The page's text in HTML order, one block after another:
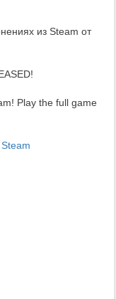
из Steam от
Play the full game